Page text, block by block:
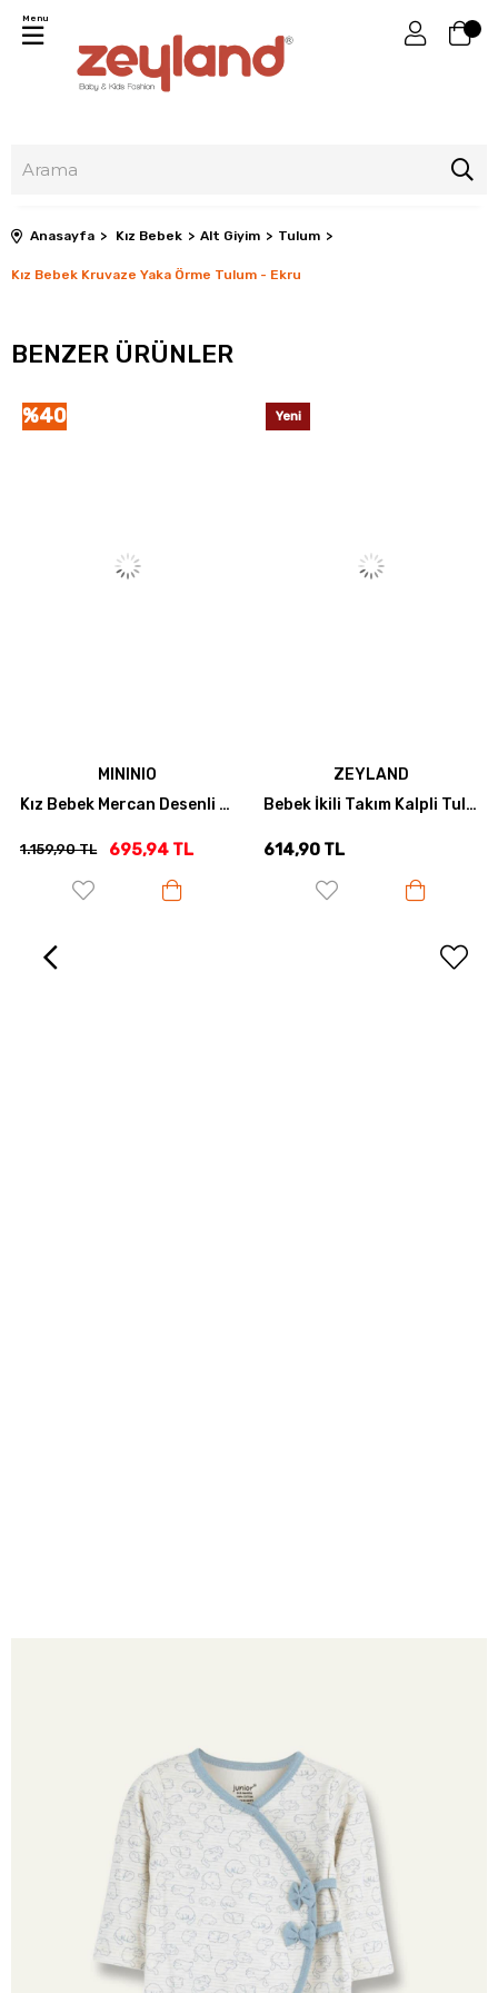
Menu
Anasayfa Kız Bebek Alt Giyim Tulum
Kız Bebek Kruvaze Yaka Örme Tulum - Ekru
BENZER ÜRÜNLER
MININIO
Kız Bebek Mercan Desenli Kısa Tulum - Desenli
695,94 TL
1.159,90 TL
%40
ZEYLAND
Bebek İkili Takım Kalpli Tulum Hastane Çıkışı - Ekru
614,90 TL
Yeni